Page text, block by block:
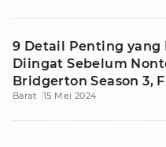
9 Detail Penting yang
Diingat Sebelum
Bridgerton Season 3,
Yuk!
Barat 15 Mei 2024